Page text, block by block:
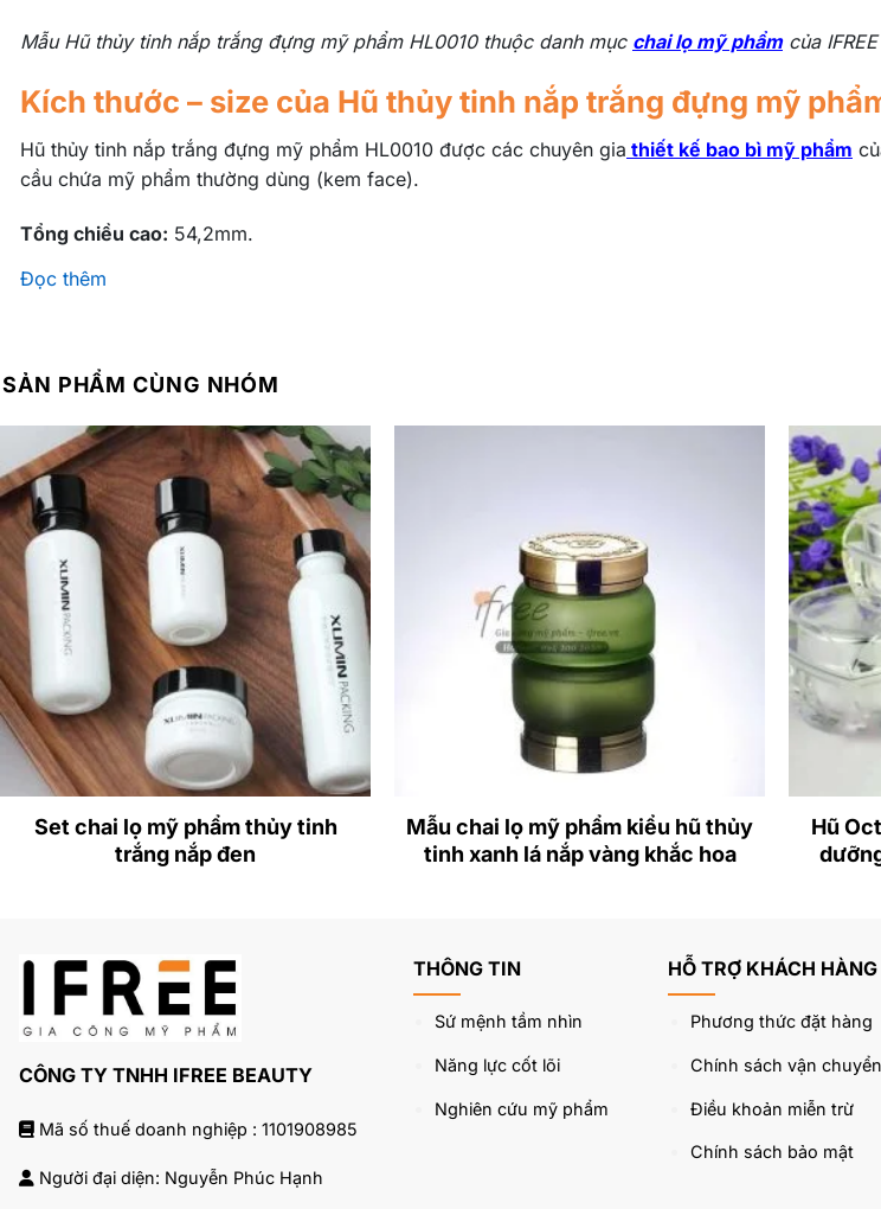
Mẫu Hũ thủy tinh nắp trắng đựng mỹ phẩm HL0010 thuộc danh mục chai lọ mỹ phẩmcủa
Kích thước – size của Hũ thủy tinh nắp trắng đựng mỹ
Hũ thủy tinh nắp trắng đựng mỹ phẩm HL0010 được các chuyên gia thiết kế bao bì mỹ phẩm
cầu chứa mỹ phẩm thường dùng (kem face).
Tổng chiều cao: 54,2mm.
Chiều cao chứa mỹ phẩm:
Đường kính đáy:63,6mm.
Đọc thêm
SẢN PHẨM CÙNG NHÓM
Set chai lọ mỹ phẩm thủy tinh
trắng nắp đen
Mẫu chai lọ mỹ phẩm kiểu hũ thủy
tinh xanh lá nắp vàng khắc hoa
Hũ
CÔNG TY TNHH IFREE BEAUTY
Mã số thuế doanh nghiệp : 1101908985
Người đại diện: Nguyễn Phúc Hạnh
THÔNG TIN
Sứ mệnh tầm nhìn
Năng lực cốt lõi
Nghiên cứu mỹ phẩm
HỖ TRỢ KHÁCH HÀNG
Phương thức đặt hàng
Chính sách vận chuyển
Điều khoản miễn trừ
Chính sách bảo mật